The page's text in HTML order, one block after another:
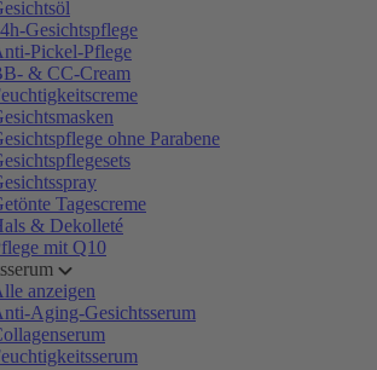
Gesichtspflege
Pickel-Pflege
& CC-Cream
ohne Parabene
Tagescreme
& Dekolleté
mit Q10
anzeigen
Aging-Gesichtsserum